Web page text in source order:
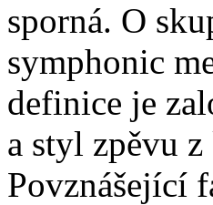
sporná. O
symphonic
definice je
a styl zpěvu
Povznášející